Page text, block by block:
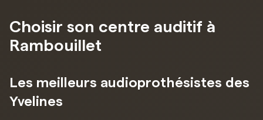
Choisir son centre auditif à
Rambouillet
Les meilleurs audioprothésistes des
Yvelines